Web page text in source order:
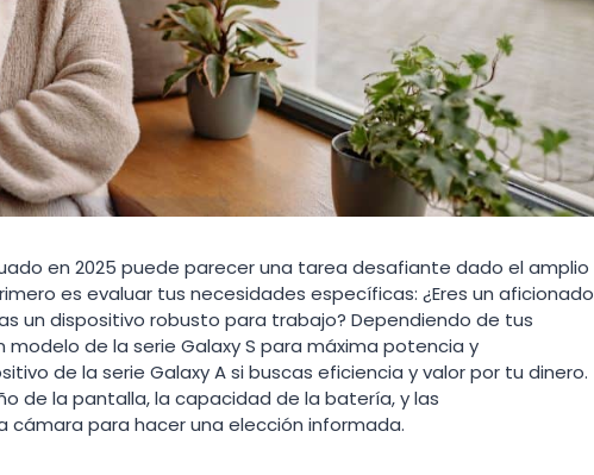
en 2025 puede parecer una tarea desafiante dado el amplio
es evaluar tus necesidades específicas: ¿Eres un aficionado
un dispositivo robusto para trabajo? Dependiendo de tus
de la serie Galaxy S para máxima potencia y
de la serie Galaxy A si buscas eficiencia y valor por tu dinero.
de la pantalla, la capacidad de la batería, y las
cámara para hacer una elección informada.